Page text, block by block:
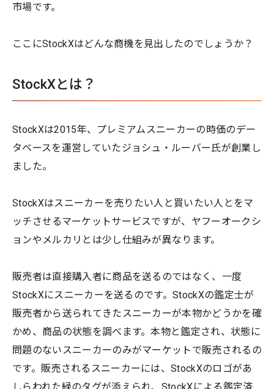
市場です。
ここにStockXはどんな商機を見出したのでしょうか？
StockXとは？
StockXは2015年、プレミアムスニーカーの時価のデー
タベースを運営していたジョシュ・ルーバー氏が創業し
ました。
StockXはスニーカーを売りたい人と買いたい人とをマ
ッチさせるマーケットサービスですが、ヤフーオークシ
ョンやメルカリとは少し仕組みが異なります。
販売者は直接購入者に商品を送るのではなく、一度
StockXにスニーカーを送るのです。StockXの鑑定士が
販売者から送られてきたスニーカーが本物かどうかを確
かめ、商品の状態を調べます。本物と鑑定され、状態に
問題のないスニーカーのみがマーケットで販売されるの
です。販売されるスニーカーには、StockXのロゴがあ
しらわれた緑のタグが添えられ、StockXによる鑑定済